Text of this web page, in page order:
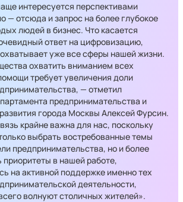
интересуется перспективами
— отсюда и запрос на более глубокое
людей в бизнес. Что касается
ответ на цифровизацию,
уже все сферы нашей жизни.
охватить вниманием всех
требует увеличения доли
— отметил
предпринимательства и
города Москвы Алексей Фурсин.
крайне важна для нас, поскольку
выбрать востребованные темы
предпринимательства, но и более
приоритеты в нашей работе,
на активной поддержке именно тех
деятельности,
волнуют столичных жителей».